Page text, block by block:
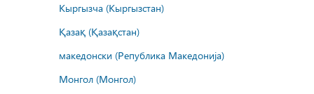
Кыргызча (Кыргызстан)
Қазақ (Қазақстан)
македонски (Република Македонија)
Монгол (Монгол)